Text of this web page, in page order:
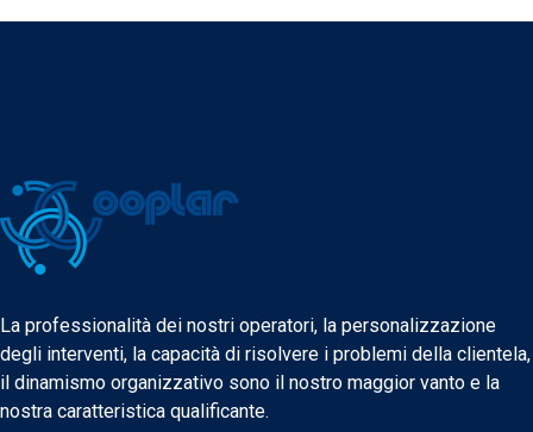
La professionalità dei nostri operatori, la personalizzazione
degli interventi, la capacità di risolvere i problemi della clientela,
il dinamismo organizzativo sono il nostro maggior vanto e la
nostra caratteristica qualificante.